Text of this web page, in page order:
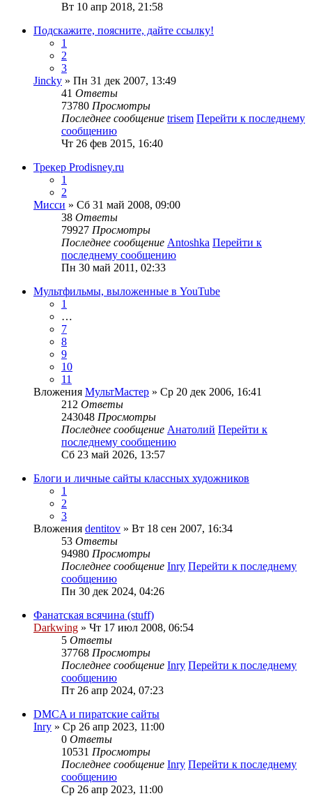
Вт 10 апр 2018, 21:58
Подскажите, поясните, дайте ссылку!
1
2
3
Jincky » Пн 31 дек 2007, 13:49
41 Ответы
73780 Просмотры
Последнее сообщение trisem Перейти к последнему
сообщению
Чт 26 фев 2015, 16:40
Трекер Prodisney.ru
1
2
Мисси » Сб 31 май 2008, 09:00
38 Ответы
79927 Просмотры
Последнее сообщение Antoshka Перейти к
последнему сообщению
Пн 30 май 2011, 02:33
Мультфильмы, выложенные в YouTube
1
…
7
8
9
10
11
Вложения МультМастер » Ср 20 дек 2006, 16:41
212 Ответы
243048 Просмотры
Последнее сообщение Анатолий Перейти к
последнему сообщению
Сб 23 май 2026, 13:57
Блоги и личные сайты классных художников
1
2
3
Вложения dentitov » Вт 18 сен 2007, 16:34
53 Ответы
94980 Просмотры
Последнее сообщение Inry Перейти к последнему
сообщению
Пн 30 дек 2024, 04:26
Фанатская всячина (stuff)
Darkwing » Чт 17 июл 2008, 06:54
5 Ответы
37768 Просмотры
Последнее сообщение Inry Перейти к последнему
сообщению
Пт 26 апр 2024, 07:23
DMCA и пиратские сайты
Inry » Ср 26 апр 2023, 11:00
0 Ответы
10531 Просмотры
Последнее сообщение Inry Перейти к последнему
сообщению
Ср 26 апр 2023, 11:00